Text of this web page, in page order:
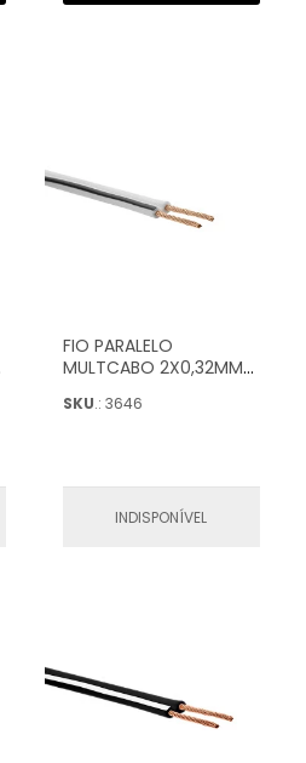
FIO PARALELO
MULTCABO 2X0,32MM
PRETA (100M) -
SKU.: 3646
INDISPONÍVEL